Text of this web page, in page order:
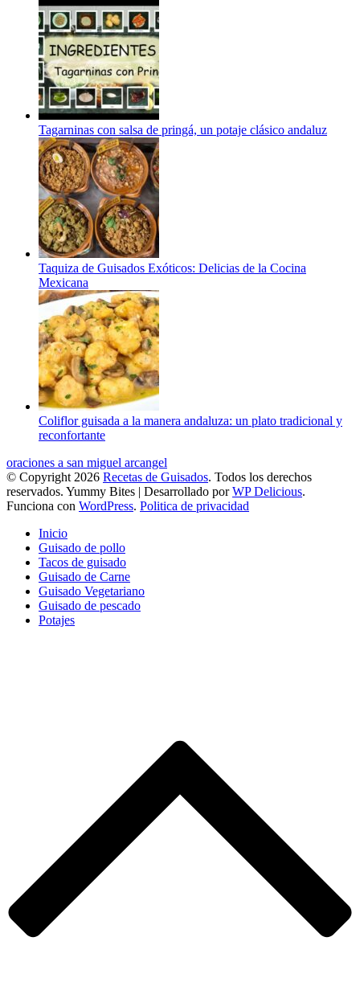
Tagarninas con salsa de pringá, un potaje clásico andaluz
Taquiza de Guisados Exóticos: Delicias de la Cocina
Mexicana
Coliflor guisada a la manera andaluza: un plato tradicional y
reconfortante
oraciones a san miguel arcangel
© Copyright 2026 Recetas de Guisados. Todos los derechos
reservados. Yummy Bites | Desarrollado porWP Delicious.
Funciona con WordPress. Politica de privacidad
Inicio
Guisado de pollo
Tacos de guisado
Guisado de Carne
Guisado Vegetariano
Guisado de pescado
Potajes